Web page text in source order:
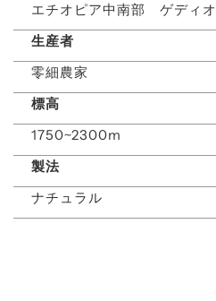
エチオピア中南部 ゲディ
生産者
零細農家
標高
1750~2300m
製法
ナチュラル